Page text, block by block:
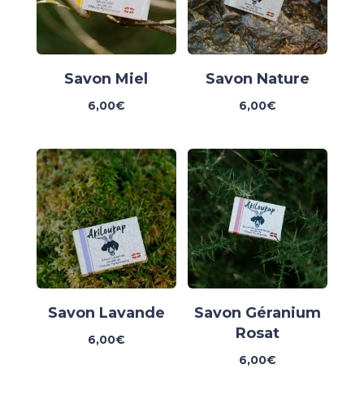
Savon Miel
6,00€
Savon Nature
6,00€
Savon Lavande
6,00€
Savon Géranium
Rosat
6,00€